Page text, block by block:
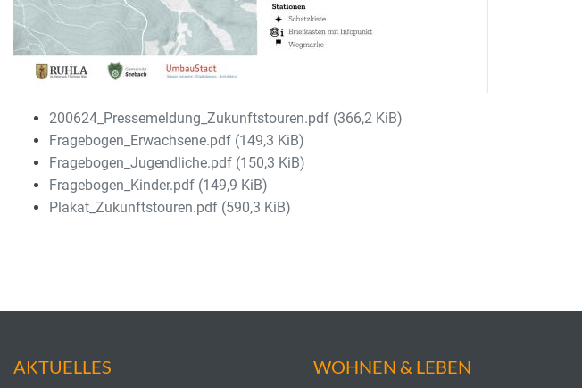
200624_Pressemeldung_Zukunftstouren.pdf (366,2 KiB)
Fragebogen_Erwachsene.pdf (149,3 KiB)
Fragebogen_Jugendliche.pdf (150,3 KiB)
Fragebogen_Kinder.pdf (149,9 KiB)
Plakat_Zukunftstouren.pdf (590,3 KiB)
AKTUELLES WOHNEN & LEBEN